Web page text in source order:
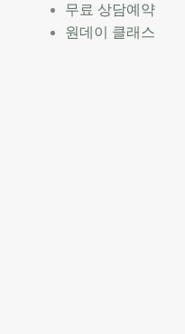
무료 상담예약
원데이 클래스